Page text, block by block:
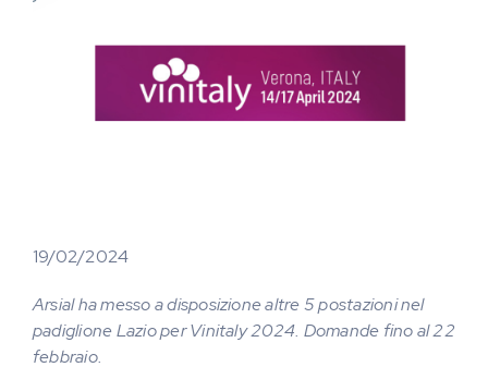
19/02/2024
Arsial ha messo a disposizione altre 5 postazioni nel
padiglione Lazio per Vinitaly 2024. Domande fino al 22
febbraio.